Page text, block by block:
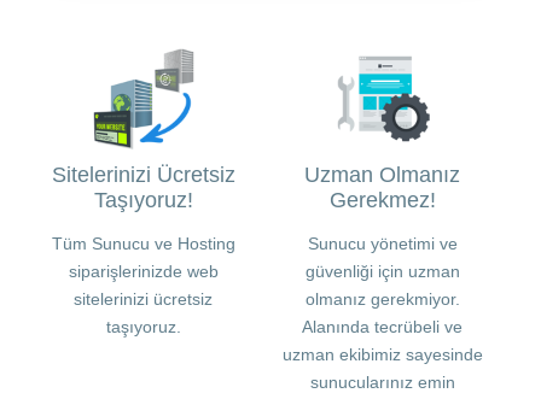
Sitelerinizi Ücretsiz
Taşıyoruz!
Tüm Sunucu ve Hosting
siparişlerinizde web
sitelerinizi ücretsiz
taşıyoruz.
Uzman Olmanız
Gerekmez!
Sunucu yönetimi ve
güvenliği için uzman
olmanız gerekmiyor.
Alanında tecrübeli ve
uzman ekibimiz sayesinde
sunucularınız emin